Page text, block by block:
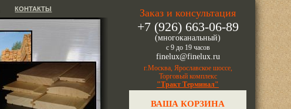
Заказ и консультация
+7 (926) 663-06-89
(многоканальный)
с 9 до 19 часов
finelux@finelux.ru
г.Москва, Ярославское шоссе,
Торговый комплекс
"Тракт Терминал"
ВАША КОРЗИНА
КОНТАКТЫ